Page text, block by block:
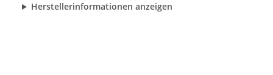
Herstellerinformationen anzeigen